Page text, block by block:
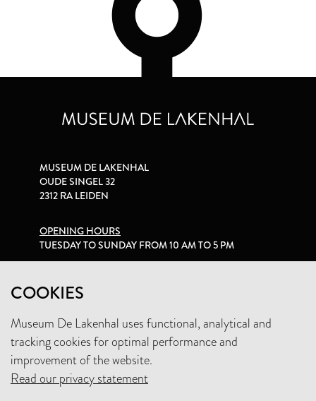
COOKIES
Museum De Lakenhal uses functional, analytical and
tracking cookies for optimal performance and
improvement of the website.
Read our privacy statement
MUSEUM DE LAKENHAL
OUDE SINGEL 32
2312 RA LEIDEN
OPENING HOURS
TUESDAY TO SUNDAY FROM 10 AM TO 5 PM
+31 (0)71 5165360
INFO@LAKENHAL.NL
SUPPORT THE MUSEUM